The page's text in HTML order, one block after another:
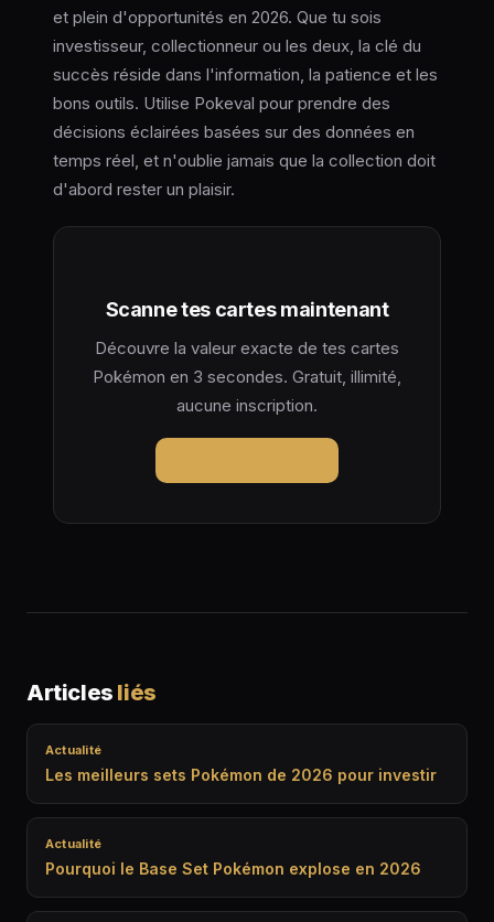
et plein d'opportunités en 2026. Que tu sois
investisseur, collectionneur ou les deux, la clé du
succès réside dans l'information, la patience et les
bons outils. Utilise Pokeval pour prendre des
décisions éclairées basées sur des données en
temps réel, et n'oublie jamais que la collection doit
d'abord rester un plaisir.
Scanne tes cartes maintenant
Découvre la valeur exacte de tes cartes
Pokémon en 3 secondes. Gratuit, illimité,
aucune inscription.
Articles liés
Actualité
Les meilleurs sets Pokémon de 2026 pour investir
Actualité
Pourquoi le Base Set Pokémon explose en 2026